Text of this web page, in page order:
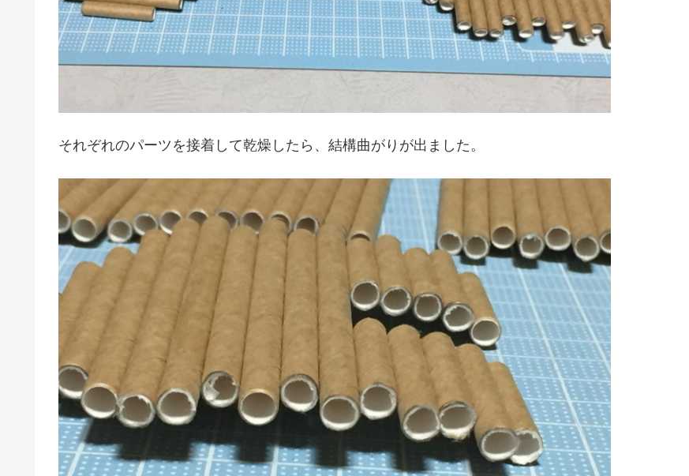
それぞれのパーツを接着して乾燥したら、結構曲がりが出ました。